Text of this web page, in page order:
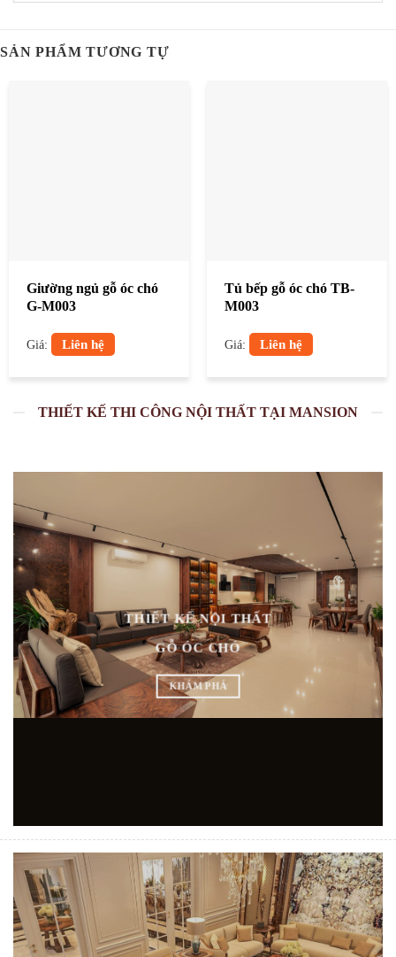
SẢN PHẨM TƯƠNG TỰ
Giường ngủ gỗ óc chó
G-M003
Giá: Liên hệ
Tủ bếp gỗ óc chó TB-
M003
Giá: Liên hệ
THIẾT KẾ THI CÔNG NỘI THẤT TẠI MANSION
THIẾT KẾ NỘI THẤT
GỖ ÓC CHÓ
KHÁM PHÁ